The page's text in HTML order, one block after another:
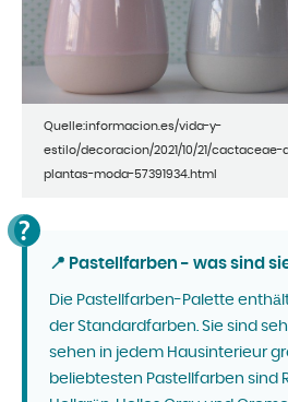
Quelle:informacion.es/vida-y-
estilo/decoracion/2021/10/21/
plantas-moda-57391934.html
📍 Pastellfarben - was sind
Die Pastellfarben-Palette
der Standardfarben. Sie sind
sehen in jedem Hausinterieur
beliebtesten Pastellfarben sind